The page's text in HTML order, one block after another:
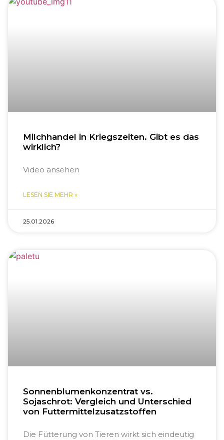
Milchhandel in Kriegszeiten. Gibt es das
wirklich?
Video ansehen
LESEN SIE MEHR »
25.01.2026
Sonnenblumenkonzentrat vs.
Sojaschrot: Vergleich und Unterschied
von Futtermittelzusatzstoffen
Die Fütterung von Tieren wirkt sich eindeutig